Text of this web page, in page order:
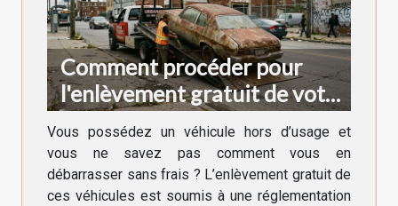
Comment procéder pour
l'enlèvement gratuit de votre
véhicule hors d'usage ?
Vous possédez un véhicule hors d’usage et
vous ne savez pas comment vous en
débarrasser sans frais ? L’enlèvement gratuit de
ces véhicules est soumis à une réglementation